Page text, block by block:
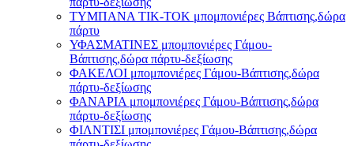
ΤΥΜΠΑΝΑ ΤΙΚ-ΤΟΚ μπομπονιέρες Βάπτισης,δώρα
πάρτυ
ΥΦΑΣΜΑΤΙΝΕΣ μπομπονιέρες Γάμου-
Βάπτισης,δώρα πάρτυ-δεξίωσης
ΦΑΚΕΛΟΙ μπομπονιέρες Γάμου-Βάπτισης,δώρα
πάρτυ-δεξίωσης
ΦΑΝΑΡΙΑ μπομπονιέρες Γάμου-Βάπτισης,δώρα
πάρτυ-δεξίωσης
ΦΙΛΝΤΙΣΙ μπομπονιέρες Γάμου-Βάπτισης,δώρα